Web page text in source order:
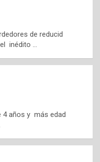
de reducid
inédito …
4 años y más edad